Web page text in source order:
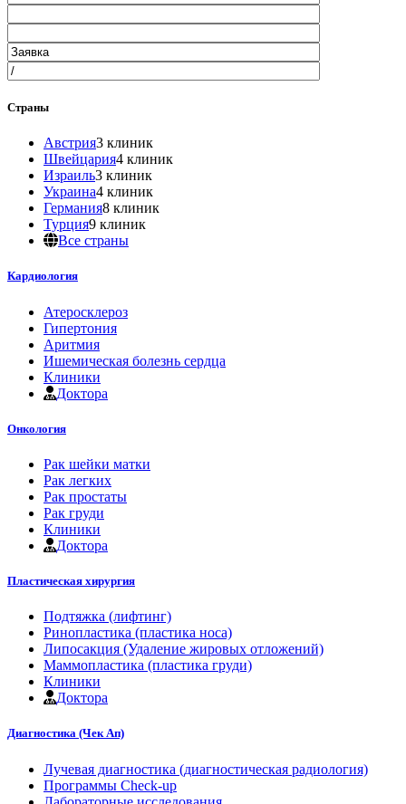
Страны
Австрия3 клиник
Швейцария4 клиник
Израиль3 клиник
Украина4 клиник
Германия8 клиник
Турция9 клиник
Все страны
Кардиология
Атеросклероз
Гипертония
Аритмия
Ишемическая болезнь сердца
Клиники
Доктора
Онкология
Рак шейки матки
Рак легких
Рак простаты
Рак груди
Клиники
Доктора
Пластическая хирургия
Подтяжка (лифтинг)
Ринопластика (пластика носа)
Липосакция (Удаление жировых отложений)
Маммопластика (пластика груди)
Клиники
Доктора
Диагностика (Чек Ап)
Лучевая диагностика (диагностическая радиология)
Программы Check-up